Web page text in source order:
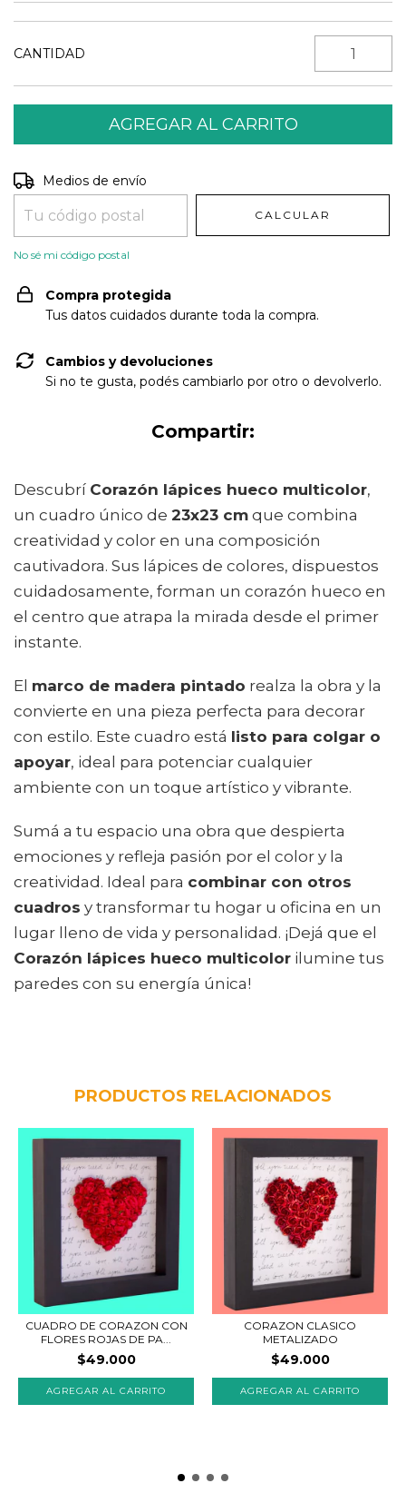
CANTIDAD
Entregas para el CP:
Medios de envío
CALCULAR
No sé mi código postal
Compra protegida
Tus datos cuidados durante toda la compra.
Cambios y devoluciones
Si no te gusta, podés cambiarlo por otro o devolverlo.
Compartir:
Descubrí Corazón lápices hueco multicolor,
un cuadro único de 23x23 cm que combina
creatividad y color en una composición
cautivadora. Sus lápices de colores, dispuestos
cuidadosamente, forman un corazón hueco en
el centro que atrapa la mirada desde el primer
instante.
El marco de madera pintado realza la obra y la
convierte en una pieza perfecta para decorar
con estilo. Este cuadro está listo para colgar o
apoyar, ideal para potenciar cualquier
ambiente con un toque artístico y vibrante.
Sumá a tu espacio una obra que despierta
emociones y refleja pasión por el color y la
creatividad. Ideal para combinar con otros
cuadros y transformar tu hogar u oficina en un
lugar lleno de vida y personalidad. ¡Dejá que el
Corazón lápices hueco multicolor ilumine tus
paredes con su energía única!
PRODUCTOS RELACIONADOS
CUADRO DE CORAZON CON
FLORES ROJAS DE PA...
$49.000
AGREGAR AL CARRITO
CORAZON CLASICO
METALIZADO
$49.000
AGREGAR AL CARRITO